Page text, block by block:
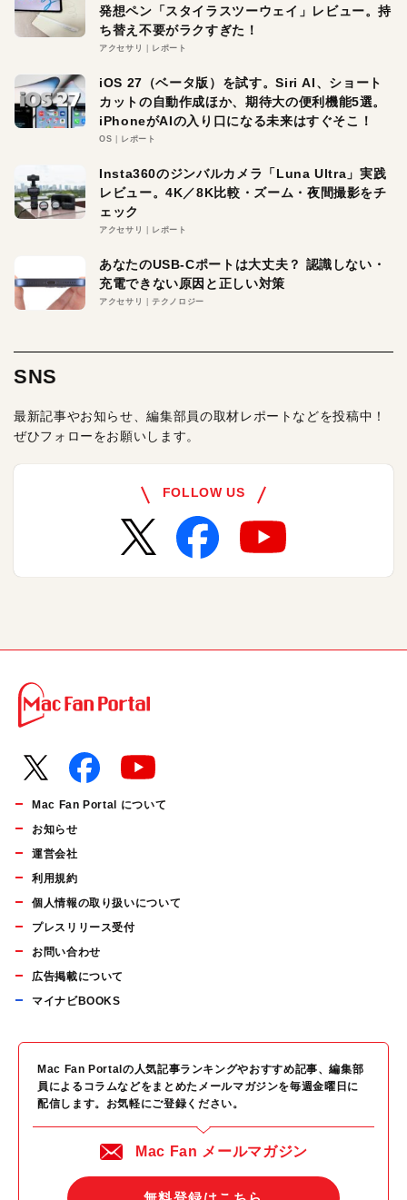
発想ペン「スタイラスツーウェイ」レビュー。持
ち替え不要がラクすぎた！
アクセサリ レポート
iOS 27（ベータ版）を試す。Siri AI、ショート
カットの自動作成ほか、期待大の便利機能5選。
iPhoneがAIの入り口になる未来はすぐそこ！
OS レポート
Insta360のジンバルカメラ「Luna Ultra」実践
レビュー。4K／8K比較・ズーム・夜間撮影をチ
ェック
アクセサリ レポート
あなたのUSB-Cポートは大丈夫？ 認識しない・
充電できない原因と正しい対策
アクセサリ テクノロジー
SNS
最新記事やお知らせ、編集部員の取材レポートなどを投稿中！
ぜひフォローをお願いします。
FOLLOW US
Mac Fan Portal について
お知らせ
運営会社
利用規約
個人情報の取り扱いについて
プレスリリース受付
お問い合わせ
広告掲載について
マイナビBOOKS
Mac Fan Portalの人気記事ランキングやおすすめ記事、編集部
員によるコラムなどをまとめたメールマガジンを毎週金曜日に
配信します。お気軽にご登録ください。
Mac Fan メールマガジン